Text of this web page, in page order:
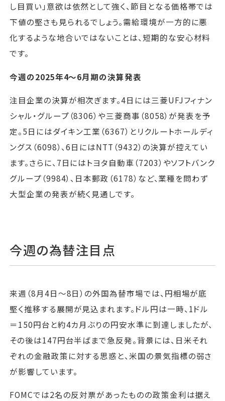
し目買い」意欲は依然として強く、節目となる価格帯では
下値の堅さも見られるでしょう。需給環境が一方的に悪
化するような地合いではないことは、短期的な安心材料
です。
今週の2025年4～6月期の決算発表
注目企業の決算が相次ぎます。4日には三菱UFJフィナン
シャル・グループ（8306）や三菱商事（8058）が発表を予
定。5日にはダイキン工業（6367）とリクルートホールディ
ングス（6098）、6日にはNTT（9432）の決算が控えてい
ます。さらに、7日にはトヨタ自動車（7203）やソフトバンク
グループ（9984）、日本郵政（6178）など、業種を問わず
大型企業の発表が続く見通しです。
今週の為替注目点
来週（8月4日～8日）の外国為替市場では、円相場が底
堅く推移する展開が見込まれます。ドル円は一時、1ドル
＝150円台と約4カ月ぶりの円安水準に到達しましたが、
その後は147円台半ばまで急反発。背景には、日米それ
ぞれの金融政策に対する思惑と、米国の景気指標の弱さ
が影響しています。
FOMCでは2名の反対票があったものの政策金利は据え